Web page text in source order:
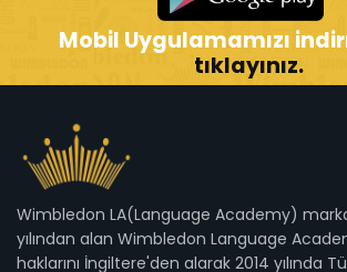
Mobil Uygulamamızı
tıklayınız.
Wimbledon LA(Language Academy)
yılından alan Wimbledon Language
haklarını İngiltere'den alarak 2014 yılında